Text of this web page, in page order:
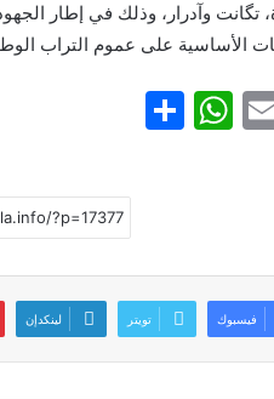
تگانت وآدرار، وذلك في إطار
الأساسية على عموم التراب
E
W
A
p
p
ar
e
فيسبوك تويتر لينكدإن